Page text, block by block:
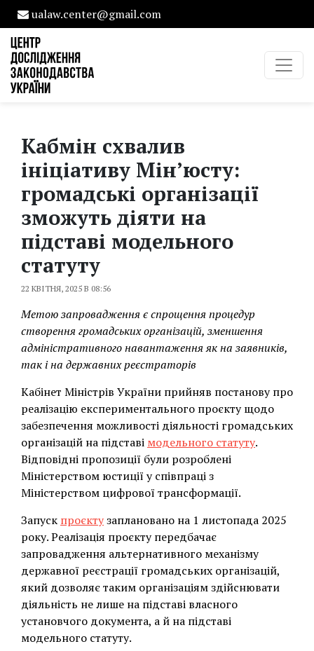
ualaw.center@gmail.com
Кабмін схвалив
ініціативу Мін’юсту:
громадські організації
зможуть діяти на
підставі модельного
статуту
22 КВІТНЯ, 2025 В 08:56
Метою запровадження є спрощення процедур
створення громадських організацій, зменшення
адміністративного навантаження як на заявників,
так і на державних реєстраторів
Кабінет Міністрів України прийняв постанову про
реалізацію експериментального проєкту щодо
забезпечення можливості діяльності громадських
організацій на підставі модельного статуту.
Відповідні пропозиції були розроблені
Міністерством юстиції у співпраці з
Міністерством цифрової трансформації.
Запуск проєктузаплановано на 1 листопада 2025
року. Реалізація проєкту передбачає
запровадження альтернативного механізму
державної реєстрації громадських організацій,
який дозволяє таким організаціям здійснювати
діяльність не лише на підставі власного
установчого документа, а й на підставі
модельного статуту.